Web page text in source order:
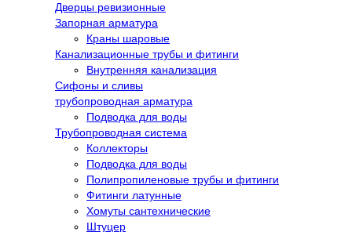
Дверцы ревизионные
Запорная арматура
Краны шаровые
Канализационные трубы и фитинги
Внутренняя канализация
Сифоны и сливы
трубопроводная арматура
Подводка для воды
Трубопроводная система
Коллекторы
Подводка для воды
Полипропиленовые трубы и фитинги
Фитинги латунные
Хомуты сантехнические
Штуцер